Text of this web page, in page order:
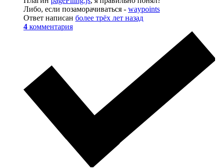
Либо, если позаморачиваться - waypoints
Ответ написан более трёх лет назад
4 комментария